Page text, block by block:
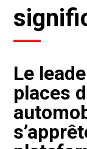
Le
places